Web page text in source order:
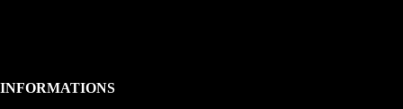
INFORMATIONS